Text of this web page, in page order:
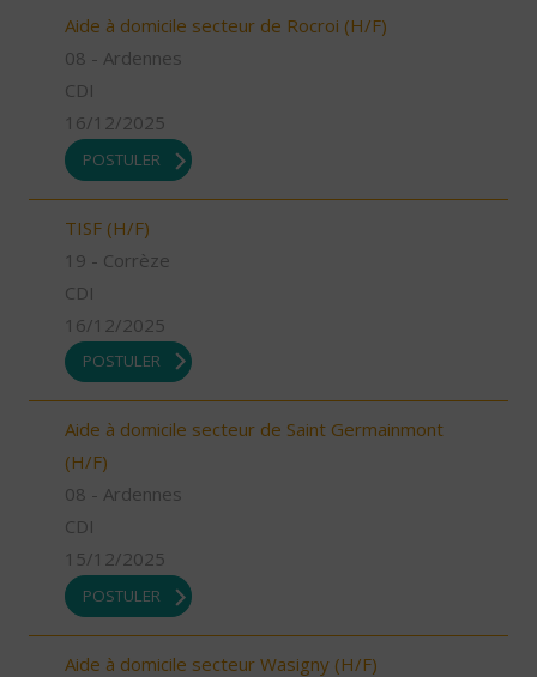
Aide à domicile secteur de Rocroi (H/F)
08 - Ardennes
CDI
16/12/2025
POSTULER
TISF (H/F)
19 - Corrèze
CDI
16/12/2025
POSTULER
Aide à domicile secteur de Saint Germainmont
(H/F)
08 - Ardennes
CDI
15/12/2025
POSTULER
Aide à domicile secteur Wasigny (H/F)